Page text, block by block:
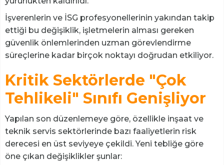
İşverenlerin ve İSG profesyonellerinin yakından takip
ettiği bu değişiklik, işletmelerin alması gereken
güvenlik önlemlerinden uzman görevlendirme
süreçlerine kadar birçok noktayı doğrudan etkiliyor.
Kritik Sektörlerde "Çok
Tehlikeli" Sınıfı Genişliyor
Yapılan son düzenlemeye göre, özellikle inşaat ve
teknik servis sektörlerinde bazı faaliyetlerin risk
derecesi en üst seviyeye çekildi. Yeni tebliğe göre
öne çıkan değişiklikler şunlar: